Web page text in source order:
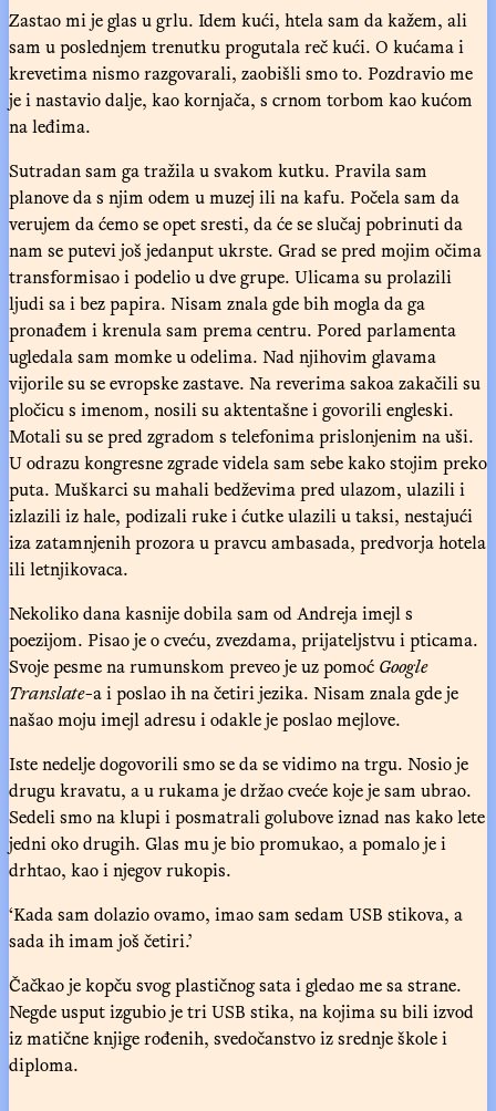
Zastao mi je glas u grlu. Idem kući, htela sam da kažem, ali
sam u poslednjem trenutku progutala reč kući. O kućama i
krevetima nismo razgovarali, zaobišli smo to. Pozdravio me
je i nastavio dalje, kao kornjača, s crnom torbom kao kućom
na leđima.
Sutradan sam ga tražila u svakom kutku. Pravila sam
planove da s njim odem u muzej ili na kafu. Počela sam da
verujem da ćemo se opet sresti, da će se slučaj pobrinuti da
nam se putevi još jedanput ukrste. Grad se pred mojim očima
transformisao i podelio u dve grupe. Ulicama su prolazili
ljudi sa i bez papira. Nisam znala gde bih mogla da ga
pronađem i krenula sam prema centru. Pored parlamenta
ugledala sam momke u odelima. Nad njihovim glavama
vijorile su se evropske zastave. Na reverima sakoa zakačili su
pločicu s imenom, nosili su aktentašne i govorili engleski.
Motali su se pred zgradom s telefonima prislonjenim na uši.
U odrazu kongresne zgrade videla sam sebe kako stojim preko
puta. Muškarci su mahali bedževima pred ulazom, ulazili i
izlazili iz hale, podizali ruke i ćutke ulazili u taksi, nestajući
iza zatamnjenih prozora u pravcu ambasada, predvorja hotela
ili letnjikovaca.
Nekoliko dana kasnije dobila sam od Andreja imejl s
poezijom. Pisao je o cveću, zvezdama, prijateljstvu i pticama.
Svoje pesme na rumunskom preveo je uz pomoć Google
Translate-a i poslao ih na četiri jezika. Nisam znala gde je
našao moju imejl adresu i odakle je poslao mejlove.
Iste nedelje dogovorili smo se da se vidimo na trgu. Nosio je
drugu kravatu, a u rukama je držao cveće koje je sam ubrao.
Sedeli smo na klupi i posmatrali golubove iznad nas kako lete
jedni oko drugih. Glas mu je bio promukao, a pomalo je i
drhtao, kao i njegov rukopis.
‘Kada sam dolazio ovamo, imao sam sedam USB stikova, a
sada ih imam još četiri.’
Čačkao je kopču svog plastičnog sata i gledao me sa strane.
Negde usput izgubio je tri USB stika, na kojima su bili izvod
iz matične knjige rođenih, svedočanstvo iz srednje škole i
diploma.